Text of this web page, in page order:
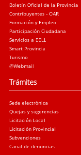
Boletín Oficial de la Provincia
Contribuyentes - OAR
Formación y Empleo
Participación Ciudadana
Servicios a EELL
Smart Provincia
Turismo
@Webmail
Trámites
Sede electrónica
Quejas y sugerencias
Licitación Local
Licitación Provincial
Subvenciones
Canal de denuncias